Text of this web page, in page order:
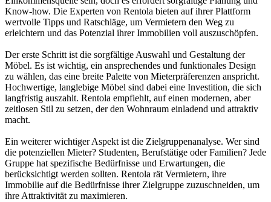
Know-how. Die Experten von Rentola bieten auf ihrer Plattform
wertvolle Tipps und Ratschläge, um Vermietern den Weg zu
erleichtern und das Potenzial ihrer Immobilien voll auszuschöpfen.
Der erste Schritt ist die sorgfältige Auswahl und Gestaltung der
Möbel. Es ist wichtig, ein ansprechendes und funktionales Design
zu wählen, das eine breite Palette von Mieterpräferenzen anspricht.
Hochwertige, langlebige Möbel sind dabei eine Investition, die sich
langfristig auszahlt. Rentola empfiehlt, auf einen modernen, aber
zeitlosen Stil zu setzen, der den Wohnraum einladend und attraktiv
macht.
Ein weiterer wichtiger Aspekt ist die Zielgruppenanalyse. Wer sind
die potenziellen Mieter? Studenten, Berufstätige oder Familien? Jede
Gruppe hat spezifische Bedürfnisse und Erwartungen, die
berücksichtigt werden sollten. Rentola rät Vermietern, ihre
Immobilie auf die Bedürfnisse ihrer Zielgruppe zuzuschneiden, um
ihre Attraktivität zu maximieren.